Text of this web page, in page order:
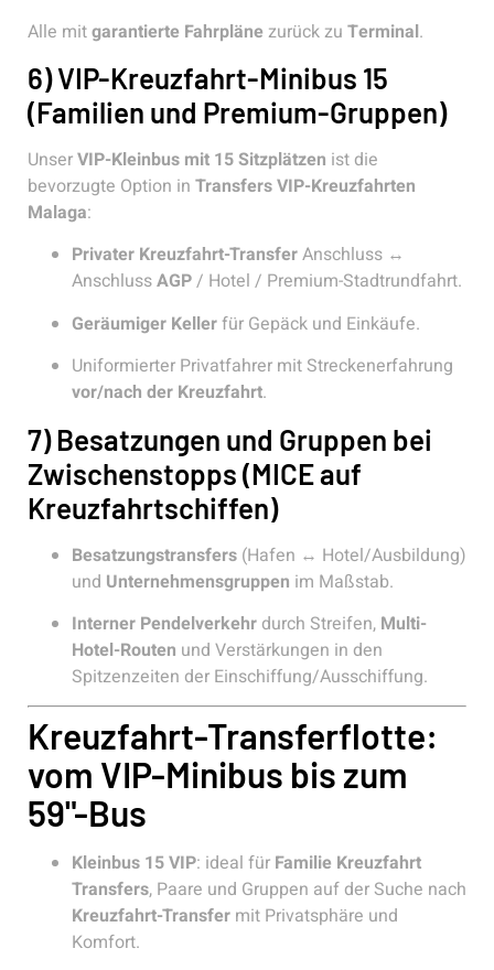
Alle mitgarantierte Fahrpläne zurück zu Terminal.
6) VIP-Kreuzfahrt-Minibus 15
(Familien und Premium-Gruppen)
UnserVIP-Kleinbus mit 15 Sitzplätzen ist die
bevorzugte Option in Transfers VIP-Kreuzfahrten
Malaga:
Privater Kreuzfahrt-TransferAnschluss ↔
AnschlussAGP/ Hotel / Premium-Stadtrundfahrt.
Geräumiger Kellerfür Gepäck und Einkäufe.
Uniformierter Privatfahrer mit Streckenerfahrung
vor/nach der Kreuzfahrt.
7) Besatzungen und Gruppen bei
Zwischenstopps (MICE auf
Kreuzfahrtschiffen)
Besatzungstransfers (Hafen ↔ Hotel/Ausbildung)
und Unternehmensgruppen im Maßstab.
Interner Pendelverkehr durch Streifen, Multi-
Hotel-Routen und Verstärkungen in den
Spitzenzeiten der Einschiffung/Ausschiffung.
Kreuzfahrt-Transferflotte:
vom VIP-Minibus bis zum
59"-Bus
Kleinbus 15 VIP: ideal für Familie Kreuzfahrt
Transfers, Paare und Gruppen auf der Suche nach
Kreuzfahrt-Transfer mit Privatsphäre und
Komfort.